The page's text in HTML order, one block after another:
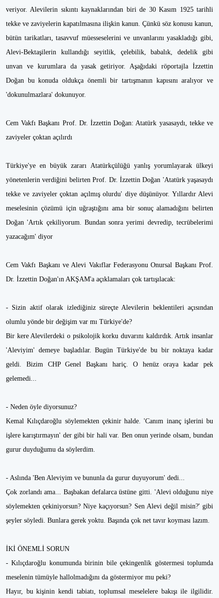
veriyor. Alevilerin sıkıntı kaynaklarından biri de 30 Kasım 1925 tarihli
tekke ve zaviyelerin kapatılmasına ilişkin kanun. Çünkü söz konusu kanun,
bütün tarikatları, tasavvuf müesseselerini ve unvanlarını yasakladığı gibi,
Alevi-Bektaşilerin kullandığı seyitlik, çelebilik, babalık, dedelik gibi
unvan ve kurumlara da yasak getiriyor. Aşağıdaki röportajla İzzettin
Doğan bu konuda oldukça önemli bir tartışmanın kapısını aralıyor ve
'dokunulmazlara' dokunuyor.
Cem Vakfı Başkanı Prof. Dr. İzzettin Doğan: Atatürk yasasaydı, tekke ve
zaviyeler çoktan açılırdı
Türkiye'ye en büyük zararı Atatürkçülüğü yanlış yorumlayarak ülkeyi
yönetenlerin verdiğini belirten Prof. Dr. İzzettin Doğan 'Atatürk yaşasaydı
tekke ve zaviyeler çoktan açılmış olurdu' diye düşünüyor. Yıllardır Alevi
meselesinin çözümü için uğraştığını ama bir sonuç alamadığını belirten
Doğan 'Artık çekiliyorum. Bundan sonra yerimi devredip, tecrübelerimi
yazacağım' diyor
Cem Vakfı Başkanı ve Alevi Vakıflar Federasyonu Onursal Başkanı Prof.
Dr. İzzettin Doğan'ın AKŞAM'a açıklamaları çok tartışılacak:
- Sizin aktif olarak izlediğiniz süreçte Alevilerin beklentileri açısından
olumlu yönde bir değişim var mı Türkiye'de?
Bir kere Alevilerdeki o psikolojik korku duvarını kaldırdık. Artık insanlar
'Aleviyim' demeye başladılar. Bugün Türkiye'de bu bir noktaya kadar
geldi. Bizim CHP Genel Başkanı hariç. O henüz oraya kadar pek
gelemedi...
- Neden öyle diyorsunuz?
Kemal Kılıçdaroğlu söylemekten çekinir halde. 'Canım inanç işlerini bu
işlere karıştırmayın' der gibi bir hali var. Ben onun yerinde olsam, bundan
gurur duyduğumu da söylerdim.
- Aslında 'Ben Aleviyim ve bununla da gurur duyuyorum' dedi...
Çok zorlandı ama... Başbakan defalarca üstüne gitti. 'Alevi olduğunu niye
söylemekten çekiniyorsun? Niye kaçıyorsun? Sen Alevi değil misin?' gibi
şeyler söyledi. Bunlara gerek yoktu. Başında çok net tavır koyması lazım.
İKİ ÖNEMLİ SORUN
- Kılıçdaroğlu konumunda birinin bile çekingenlik göstermesi toplumda
meselenin tümüyle hallolmadığını da göstermiyor mu peki?
Hayır, bu kişinin kendi tabiatı, toplumsal meselelere bakışı ile ilgilidir.